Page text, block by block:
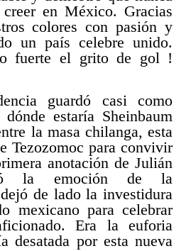
en México. Gracias
colores con pasión y
un país celebre unido.
fuerte el grito de gol !
guardó casi como
estaría Sheinbaum
la masa chilanga, esta
Tezozomoc para convivir
anotación de Julián
la emoción de la
de lado la investidura
mexicano para celebrar
Era la euforia
desatada por esta nueva